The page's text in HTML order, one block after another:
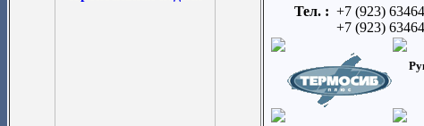
Тел. : +7 (923)
+7 (923)